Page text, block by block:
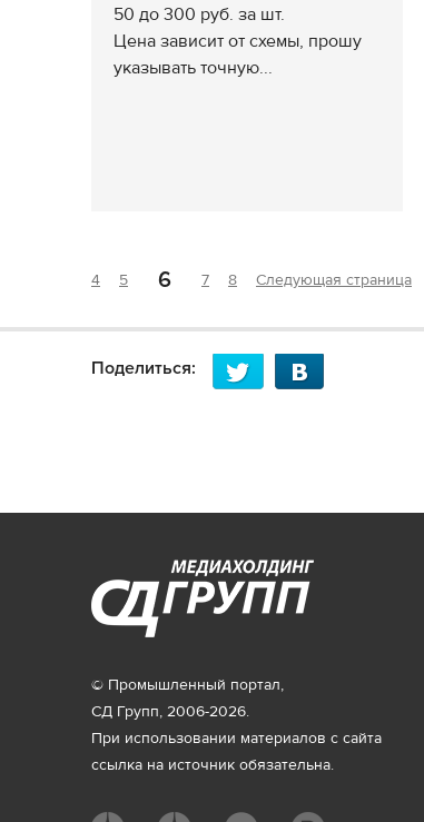
50 до 300 руб. за шт.
Цена зависит от схемы, прошу
указывать точную...
4 5 6 7 8 Следующая страница
Поделиться:
© Промышленный портал,
СД Групп, 2006-2026.
При использовании материалов с сайта
ссылка на источник обязательна.